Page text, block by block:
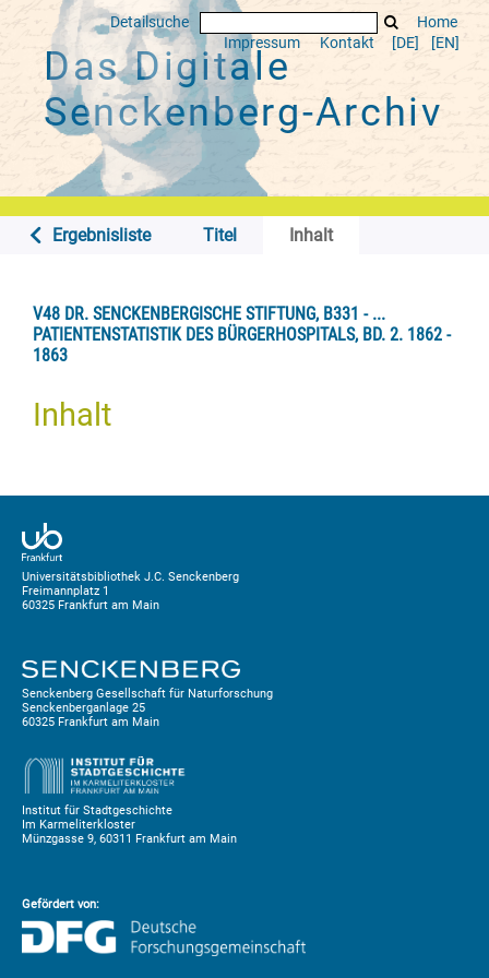
Detailsuche
Home
Impressum
Kontakt [DE] [EN]
Das Digitale
Senckenberg-Archiv
Ergebnisliste Titel Inhalt
V48 DR. SENCKENBERGISCHE STIFTUNG, B331 - ...
PATIENTENSTATISTIK DES BÜRGERHOSPITALS, BD. 2. 1862 -
1863
Inhalt
Universitätsbibliothek J.C. Senckenberg
Freimannplatz 1
60325 Frankfurt am Main
Senckenberg Gesellschaft für Naturforschung
Senckenberganlage 25
60325 Frankfurt am Main
Institut für Stadtgeschichte
Im Karmeliterkloster
Münzgasse 9, 60311 Frankfurt am Main
Gefördert von: